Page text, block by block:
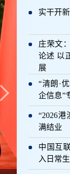
实干开
庄荣文
论述 以
展
“清朗·
企信息”
“2026
满结业
中国互
入日常